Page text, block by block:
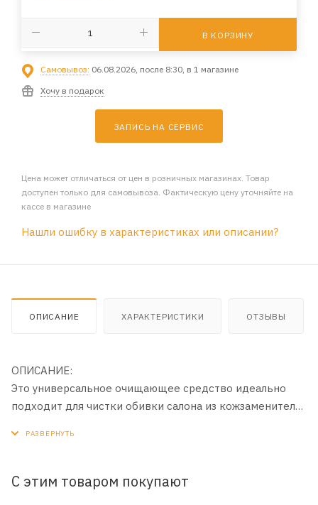
В КОРЗИНУ
Самовывоз: 06.08.2026, после 8:30, в 1 магазине
Хочу в подарок
ЗАПИСЬ НА СЕРВИС
Цена может отличаться от цен в розничных магазинах. Товар
доступен только для самовывоза. Фактическую цену уточняйте на
кассе в магазине
Нашли ошибку в характеристиках или описании?
ОПИСАНИЕ ХАРАКТЕРИСТИКИ ОТЗЫВЫ
ОПИСАНИЕ:
Это универсальное очищающее средство идеально
подходит для чистки обивки салона из кожзаменителя
легко разлагает и удаляет пятна жира, прилипшую
С этим товаром покупают